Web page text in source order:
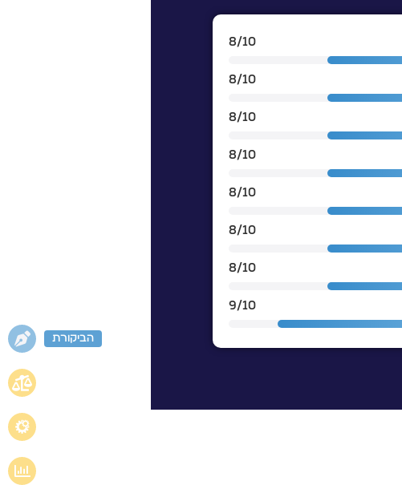
8/10
8/10
8/10
8/10
8/10
8/10
8/10
9/10
הביקורת